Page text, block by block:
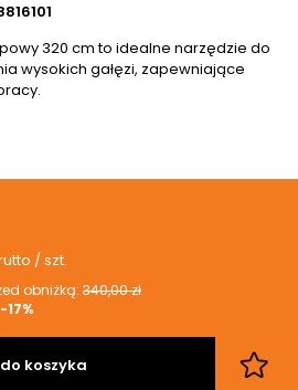
320 cm to idealne narzędzie do
wysokich gałęzi, zapewniające
/szt.
obniżką: 340,00 zł
-17%
koszyka